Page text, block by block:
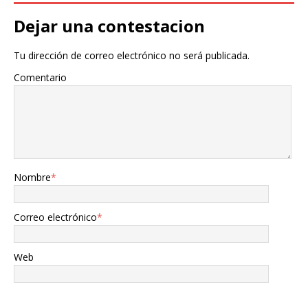
Dejar una contestacion
Tu dirección de correo electrónico no será publicada.
Comentario
Nombre*
Correo electrónico*
Web